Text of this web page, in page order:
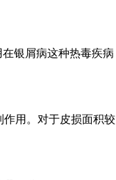
银屑病这种热毒疾
用。对于皮损面积